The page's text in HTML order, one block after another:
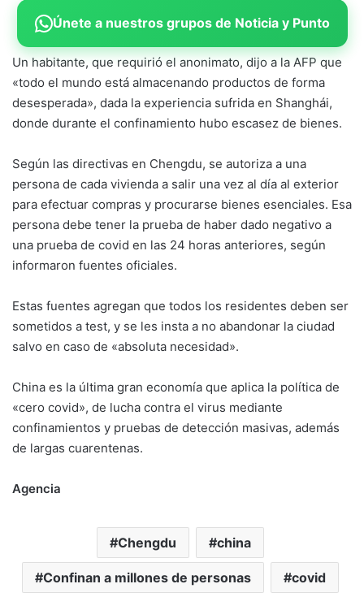
Únete a nuestros grupos de Noticia y Punto
Un habitante, que requirió el anonimato, dijo a la AFP que
«todo el mundo está almacenando productos de forma
desesperada», dada la experiencia sufrida en Shanghái,
donde durante el confinamiento hubo escasez de bienes.
Según las directivas en Chengdu, se autoriza a una
persona de cada vivienda a salir una vez al día al exterior
para efectuar compras y procurarse bienes esenciales. Esa
persona debe tener la prueba de haber dado negativo a
una prueba de covid en las 24 horas anteriores, según
informaron fuentes oficiales.
Estas fuentes agregan que todos los residentes deben ser
sometidos a test, y se les insta a no abandonar la ciudad
salvo en caso de «absoluta necesidad».
China es la última gran economía que aplica la política de
«cero covid», de lucha contra el virus mediante
confinamientos y pruebas de detección masivas, además
de largas cuarentenas.
Agencia
Chengdu china
Confinan a millones de personas covid